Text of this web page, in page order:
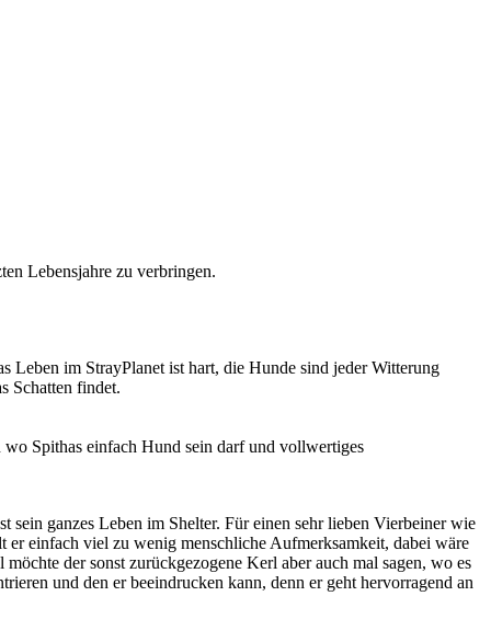
Lebensjahre zu verbringen.
Leben im StrayPlanet ist hart, die Hunde sind jeder Witterung
Schatten findet.
Spithas einfach Hund sein darf und vollwertiges
ganzes Leben im Shelter. Für einen sehr lieben Vierbeiner wie
er einfach viel zu wenig menschliche Aufmerksamkeit, dabei wäre
der sonst zurückgezogene Kerl aber auch mal sagen, wo es
und den er beeindrucken kann, denn er geht hervorragend an